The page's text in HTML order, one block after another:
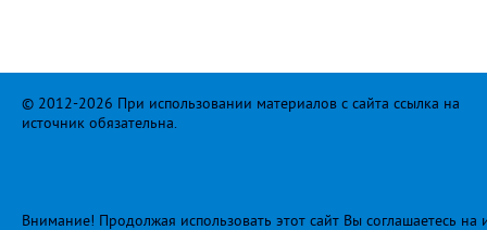
© 2012-2026 При использовании материалов с сайта ссылка на
источник обязательна.
Внимание! Продолжая использовать этот сайт Вы соглашаетесь